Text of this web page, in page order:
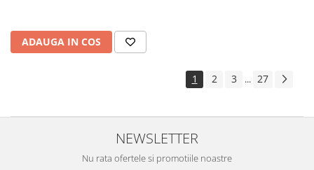
ADAUGA IN COS
1 2 3 ... 27
NEWSLETTER
Nu rata ofertele si promotiile noastre